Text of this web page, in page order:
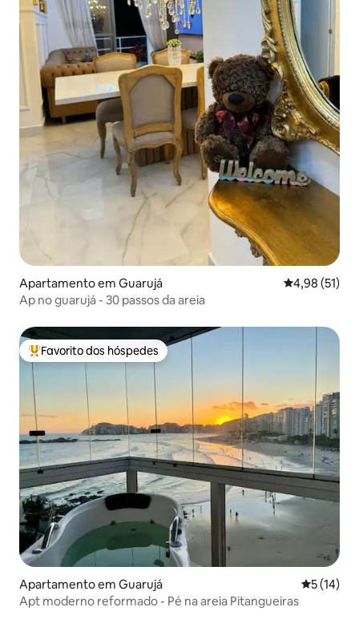
Apartamento em Guarujá Classificação
4,98 (51)
Ap no guarujá - 30 passos da areia
Favoritos dos hóspedes mais apreciados
Favorito dos hóspedes
Apartamento em Guarujá
5 (14)
Apt moderno reformado - Pé na areia Pitangueiras